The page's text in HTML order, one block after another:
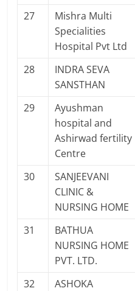
27
Mishra Multi
Specialities
Hospital Pvt Ltd
28
INDRA SEVA
SANSTHAN
29
Ayushman
hospital and
Ashirwad fertility
Centre
30
SANJEEVANI
CLINIC &
NURSING HOME
31
BATHUA
NURSING HOME
PVT. LTD.
32
ASHOKA